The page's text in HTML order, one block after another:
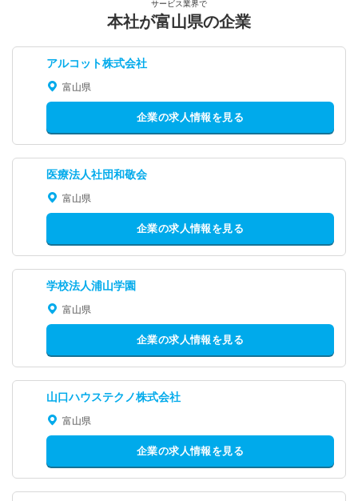
サービス業界で
本社が富山県の企業
アルコット株式会社
富山県
企業の求人情報を見る
医療法人社団和敬会
富山県
企業の求人情報を見る
学校法人浦山学園
富山県
企業の求人情報を見る
山口ハウステクノ株式会社
富山県
企業の求人情報を見る